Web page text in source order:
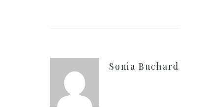
Sonia Buchard